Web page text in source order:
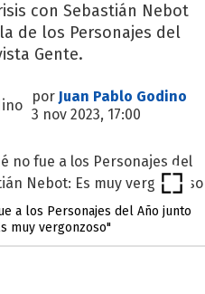
con Sebastián Nebot
de los Personajes del
Gente.
por Juan Pablo Godino
3 nov 2023, 17:00
a los Personajes del Año junto
muy vergonzoso"